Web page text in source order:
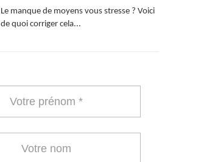
Le manque de moyens vous stresse ? Voici
de quoi corriger cela...